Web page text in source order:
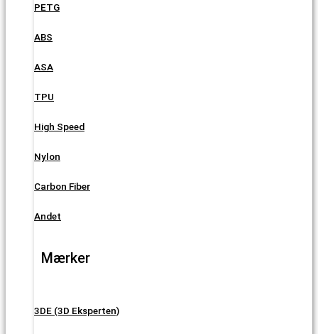
PETG
ABS
ASA
TPU
High Speed
Nylon
Carbon Fiber
Andet
Mærker
3DE (3D Eksperten)